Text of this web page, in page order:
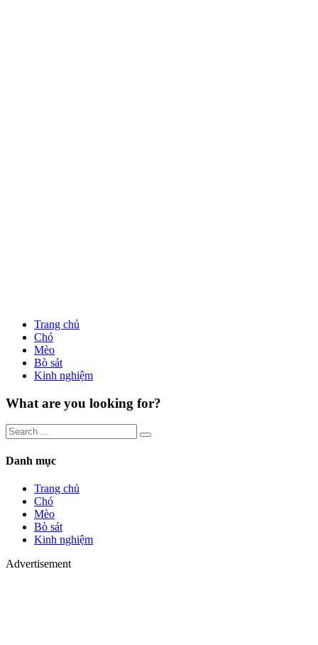
Trang chủ
Chó
Mèo
Bò sát
Kinh nghiệm
What are you looking for?
Danh mục
Trang chủ
Chó
Mèo
Bò sát
Kinh nghiệm
Advertisement